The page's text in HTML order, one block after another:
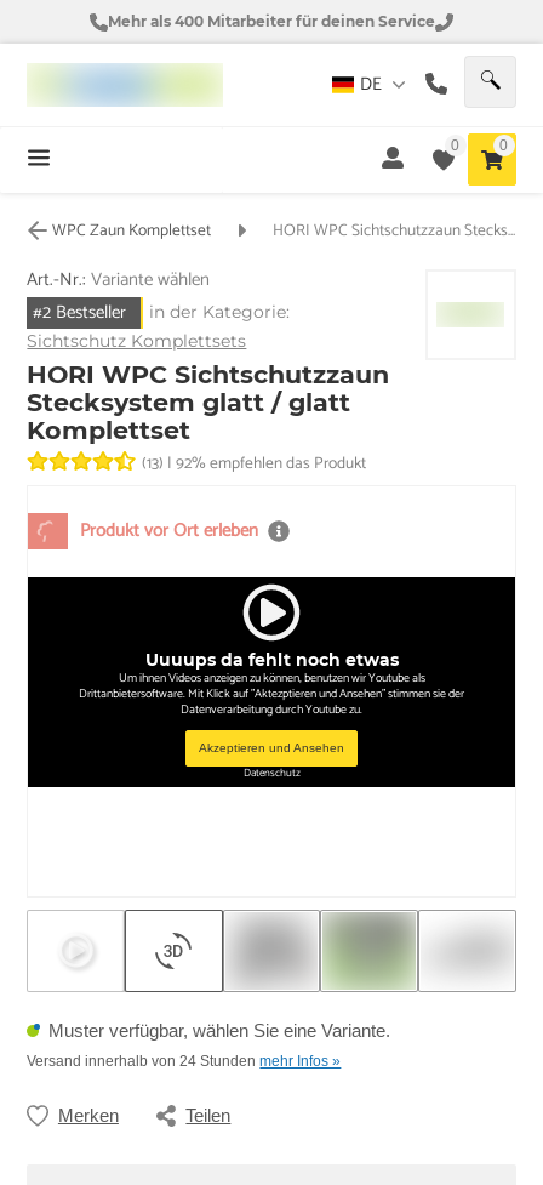
Mehr als 400 Mitarbeiter für deinen Service
DE
0 0
WPC Zaun Komplettset HORI WPC Sichtschutzzaun Stecksystem glatt / glatt Komplettset
Produkt vor Ort erleben
Uuuups da fehlt noch etwas
Um ihnen Videos anzeigen zu können, benutzen wir Youtube als
Drittanbietersoftware. Mit Klick auf "Aktezptieren und Ansehen" stimmen sie der
Datenverarbeitung durch Youtube zu.
Akzeptieren und Ansehen
Datenschutz
Art.-Nr.:Variante wählen
#2 Bestseller
in der Kategorie:
Sichtschutz Komplettsets
HORI WPC Sichtschutzzaun
Stecksystem glatt / glatt
Komplettset
(13) |92% empfehlen das Produkt
Muster verfügbar, wählen Sie eine Variante.
Versand innerhalb von 24 Stundenmehr Infos »
Merken Teilen